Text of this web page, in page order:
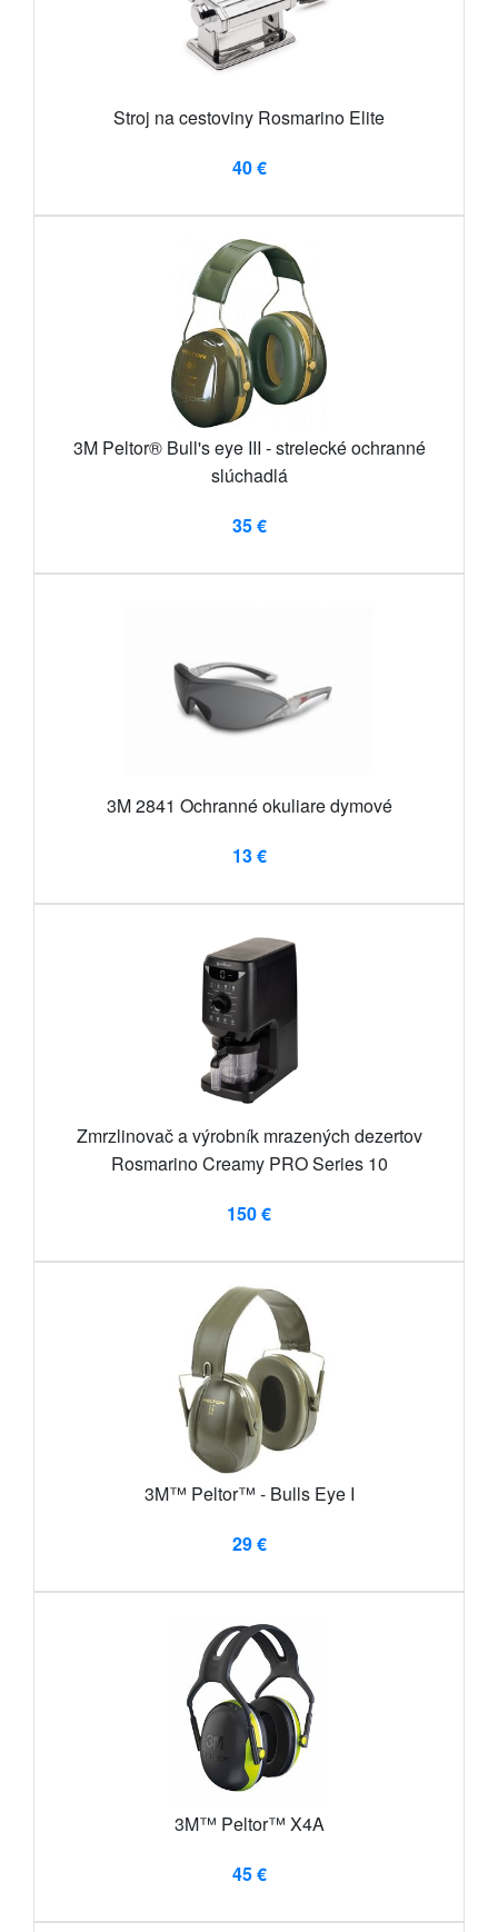
Stroj na cestoviny Rosmarino Elite
40 €
3M Peltor® Bull's eye III - strelecké ochranné
slúchadlá
35 €
3M 2841 Ochranné okuliare dymové
13 €
Zmrzlinovač a výrobník mrazených dezertov
Rosmarino Creamy PRO Series 10
150 €
3M™ Peltor™ - Bulls Eye I
29 €
3M™ Peltor™ X4A
45 €